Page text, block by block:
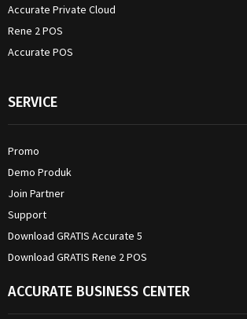
Accurate Private Cloud
Rene 2 POS
Accurate POS
SERVICE
Promo
Demo Produk
Join Partner
Support
Download GRATIS Accurate 5
Download GRATIS Rene 2 POS
ACCURATE BUSINESS CENTER